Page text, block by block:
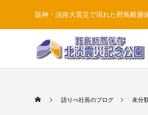
阪神・淡路大震災で現れた野島断層
語りべ社長のブログ 未分